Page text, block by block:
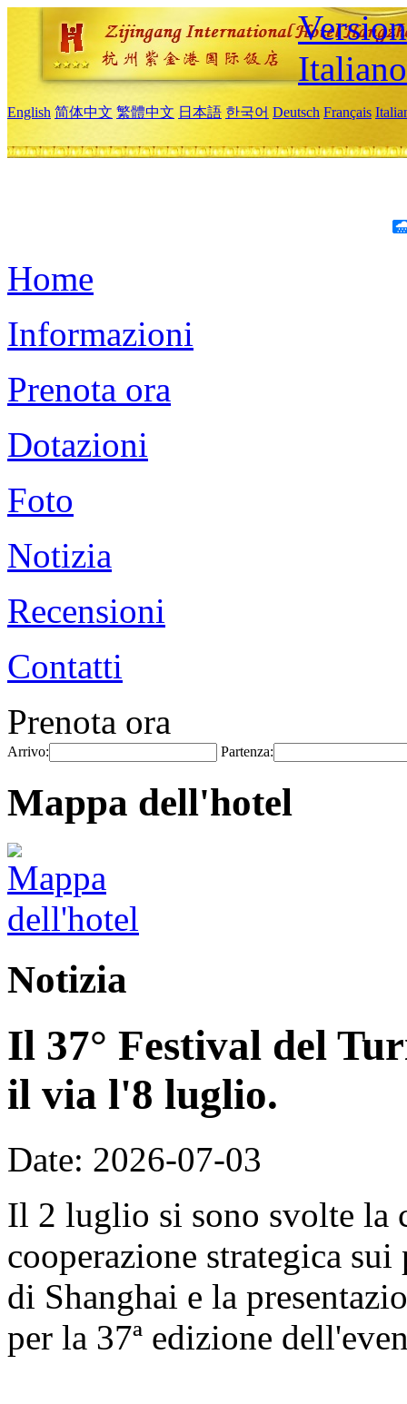
Italiano
English 简体中文 繁體中文 日本語 한국어 Deutsch Français
Home
Informazioni
Prenota ora
Dotazioni
Foto
Notizia
Recensioni
Contatti
Prenota ora
Arrivo: Partenza:
Mappa dell'hotel
Notizia
Il 37° Festival del
il via l'8 luglio.
Date: 2026-07-03
Il 2 luglio si sono svolte la
cooperazione strategica
di Shanghai e la
per la 37ª edizione